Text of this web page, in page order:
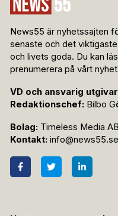
News55 är nyhetssajten
senaste och det
och livets goda. Du kan
prenumerera på vårt
VD och ansvarig
Redaktionschef: Bilbo
Bolag: Timeless Media
Kontakt: info@news55.se